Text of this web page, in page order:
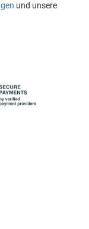
und unsere